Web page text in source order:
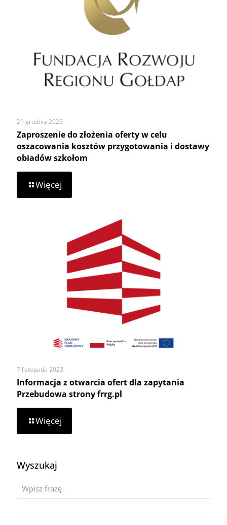
21 grudnia 2023
Zaproszenie do złożenia oferty w celu
oszacowania kosztów przygotowania i dostawy
obiadów szkołom
Więcej
celu
oszacowania
kosztów
przygotowania
dostawy
obiadów
szkołom
7 listopada 2023
Informacja z otwarcia ofert dla zapytania
Przebudowa strony frrg.pl
Więcej
Informacja
Przebudowa
strony
Wyszukaj